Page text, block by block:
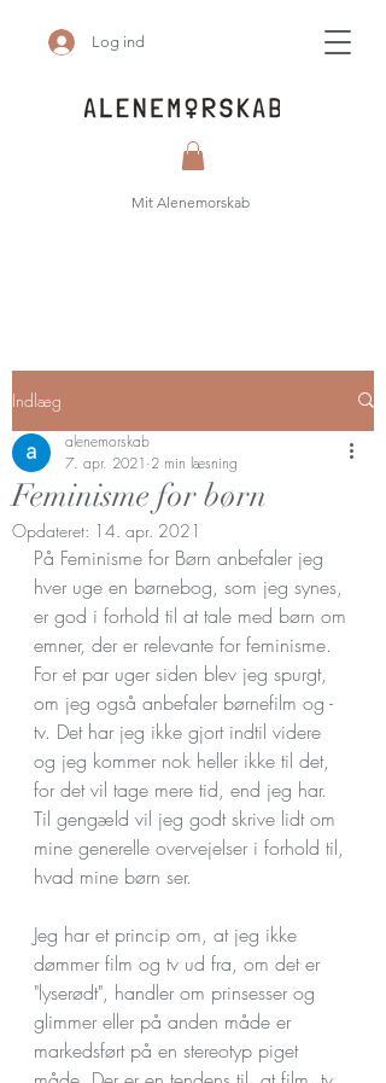
Log ind
Mit Alenemorskab
Indlæg
Feminisme for børn
alenemorskab
7. apr. 2021 2 min læsning
Opdateret: 14. apr. 2021
På Feminisme for Børn anbefaler jeg
hver uge en børnebog, som jeg synes,
er god i forhold til at tale med børn om
emner, der er relevante for feminisme.
For et par uger siden blev jeg spurgt,
om jeg også anbefaler børnefilm og -
tv. Det har jeg ikke gjort indtil videre
og jeg kommer nok heller ikke til det,
for det vil tage mere tid, end jeg har.
Til gengæld vil jeg godt skrive lidt om
mine generelle overvejelser i forhold til,
hvad mine børn ser.
Jeg har et princip om, at jeg ikke
dømmer film og tv ud fra, om det er
"lyserødt", handler om prinsesser og
glimmer eller på anden måde er
markedsført på en stereotyp piget